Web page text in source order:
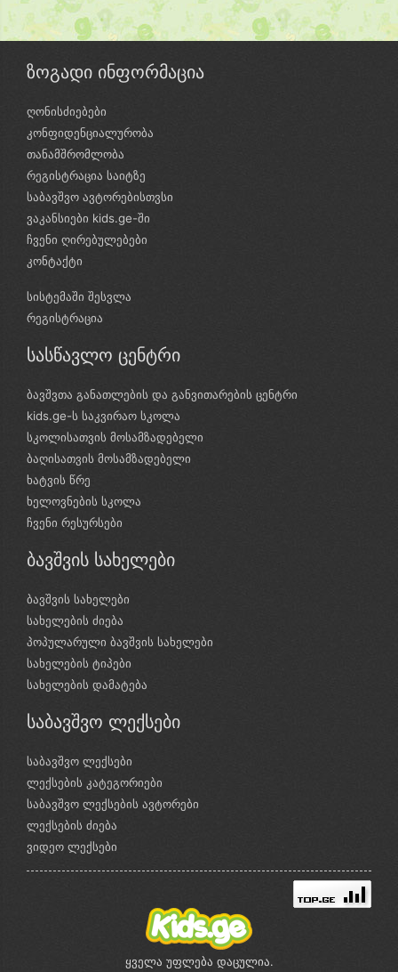
ზოგადი ინფორმაცია
ღონისძიებები
კონფიდენციალურობა
თანამშრომლობა
რეგისტრაცია საიტზე
საბავშვო ავტორებისთვსი
ვაკანსიები kids.ge-ში
ჩვენი ღირებულებები
კონტაქტი
სისტემაში შესვლა
რეგისტრაცია
სასწავლო ცენტრი
ბავშვთა განათლების და განვითარების ცენტრი
kids.ge-ს საკვირაო სკოლა
სკოლისათვის მოსამზადებელი
ბაღისათვის მოსამზადებელი
ხატვის წრე
ხელოვნების სკოლა
ჩვენი რესურსები
ბავშვის სახელები
ბავშვის სახელები
სახელების ძიება
პოპულარული ბავშვის სახელები
სახელების ტიპები
სახელების დამატება
საბავშვო ლექსები
საბავშვო ლექსები
ლექსების კატეგორიები
საბავშვო ლექსების ავტორები
ლექსების ძიება
ვიდეო ლექსები
ყველა უფლება დაცულია.